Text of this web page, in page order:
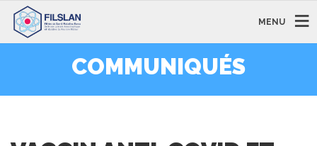
MENU
COMMUNIQUÉS